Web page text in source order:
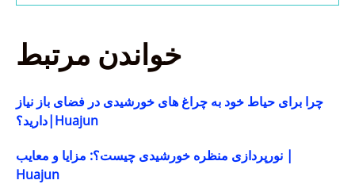
خواندن مرتبط
چرا برای حیاط خود به چراغ های خورشیدی در فضای باز نیاز
دارید؟|Huajun
نورپردازی منظره خورشیدی چیست؟: مزایا و معایب |
Huajun